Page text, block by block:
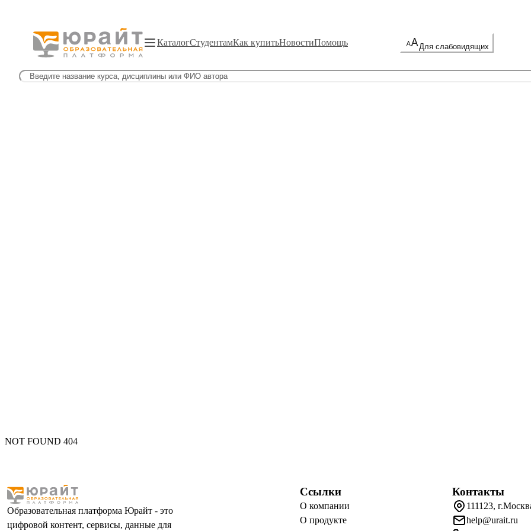
КаталогСтудентамКак купитьНовостиПомощь Для слабовидящих
NOT FOUND 404
Образовательная платформа Юрайт - это
цифровой контент, сервисы, данные для
Ссылки
О компании
О продукте
Контакты
111123,
help@urait.ru